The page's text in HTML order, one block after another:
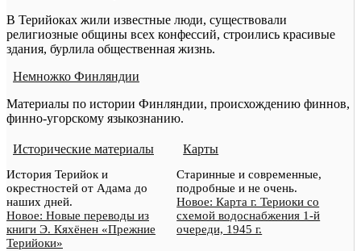
В Терийоках жили известные люди, существовали
религиозные общины всех конфессий, строились красивые
здания, бурлила общественная жизнь.
Немножко Финляндии
Материалы по истории Финляндии, происхождению финнов,
финно-угорскому языкознанию.
Исторические материалы
История Терийок и
окрестностей от Адама до
наших дней.
Новое: Новые переводы из
книги Э. Кяхёнен «Прежние
Терийоки»
Карты
Старинные и современные,
подробные и не очень.
Новое: Карта г. Териоки со
схемой водоснабжения 1-й
очереди, 1945 г.